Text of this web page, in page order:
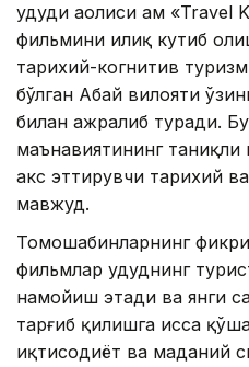
ҳудуди аҳолиси ҳам
фильмини илиқ кутиб
тарихий-когнитив
бўлган Абай вилояти
билан ажралиб туради.
маънавиятининг
акс эттирувчи тарихий
мавжуд.
Томошабинларнинг
фильмлар ҳудуднинг
намойиш этади ва янги
тарғиб қилишга ҳисса
иқтисодиёт ва маданий